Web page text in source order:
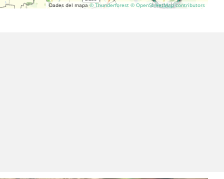
Dades del mapa© Thunderforest © OpenStreetMap contributors